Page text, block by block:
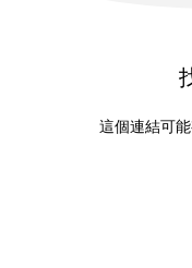
這個連結可